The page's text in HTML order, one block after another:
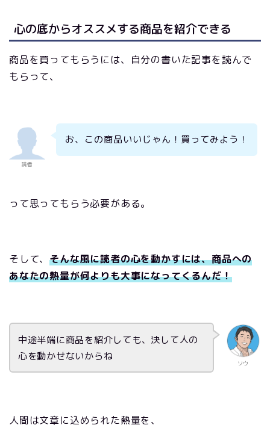
心の底からオススメする商品を紹介できる
商品を買ってもらうには、自分の書いた記事を読んで
もらって、
読者
お、この商品いいじゃん！買ってみよう！
って思ってもらう必要がある。
そして、そんな風に読者の心を動かすには、商品への
あなたの熱量が何よりも大事になってくるんだ！
ソウ
中途半端に商品を紹介しても、決して人の
心を動かせないからね
人間は文章に込められた熱量を、